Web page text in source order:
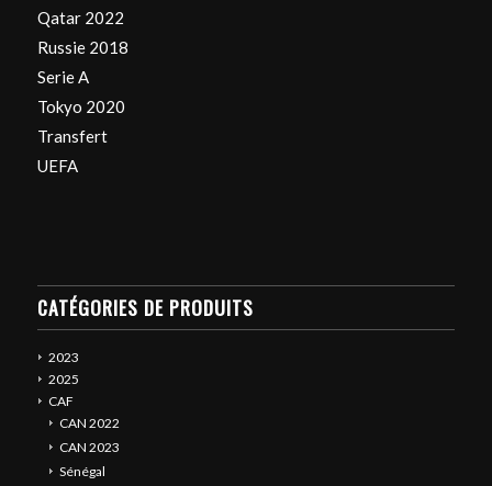
Qatar 2022
Russie 2018
Serie A
Tokyo 2020
Transfert
UEFA
CATÉGORIES DE PRODUITS
2023
2025
CAF
CAN 2022
CAN 2023
Sénégal